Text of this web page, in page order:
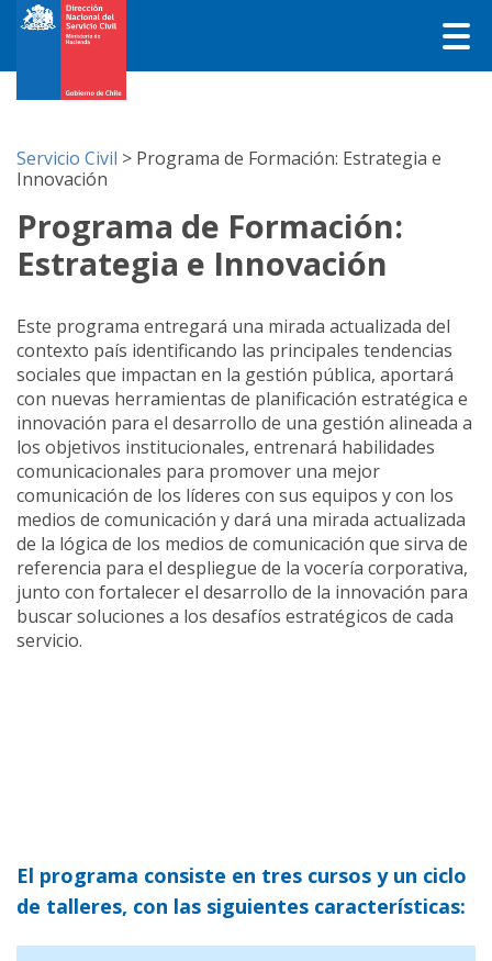
Servicio Civil > Programa de Formación: Estrategia e
Innovación
Programa de Formación:
Estrategia e Innovación
Este programa entregará una mirada actualizada del
contexto país identificando las principales tendencias
sociales que impactan en la gestión pública, aportará
con nuevas herramientas de planificación estratégica e
innovación para el desarrollo de una gestión alineada a
los objetivos institucionales, entrenará habilidades
comunicacionales para promover una mejor
comunicación de los líderes con sus equipos y con los
medios de comunicación y dará una mirada actualizada
de la lógica de los medios de comunicación que sirva de
referencia para el despliegue de la vocería corporativa,
junto con fortalecer el desarrollo de la innovación para
buscar soluciones a los desafíos estratégicos de cada
servicio.
El programa consiste en tres cursos y un ciclo
de talleres, con las siguientes características: